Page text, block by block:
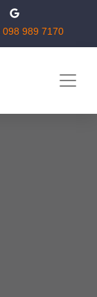
098 989 7170